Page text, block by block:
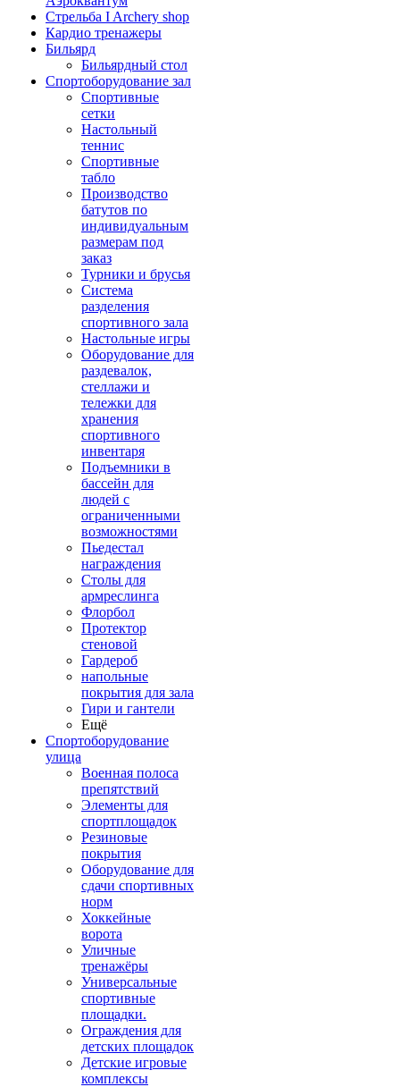
Стрельба I Archery shop
Кардио тренажеры
Бильярд
Бильярдный стол
Спортоборудование зал
Спортивные
сетки
Настольный
теннис
Спортивные
табло
Производство
батутов по
индивидуальным
размерам под
заказ
Турники и брусья
Система
разделения
спортивного зала
Настольные игры
Оборудование для
раздевалок,
стеллажи и
тележки для
хранения
спортивного
инвентаря
Подъемники в
бассейн для
людей с
ограниченными
возможностями
Пьедестал
награждения
Столы для
армреслинга
Флорбол
Протектор
стеновой
Гардероб
напольные
покрытия для зала
Гири и гантели
Ещё
Спортоборудование
улица
Военная полоса
препятствий
Элементы для
спортплощадок
Резиновые
покрытия
Оборудование для
сдачи спортивных
норм
Хоккейные
ворота
Уличные
тренажёры
Универсальные
спортивные
площадки.
Ограждения для
детских площадок
Детские игровые
комплексы